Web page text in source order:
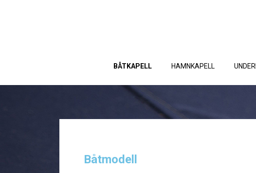
BÅTKAPELL HAMNKAPELL
Båtmodell